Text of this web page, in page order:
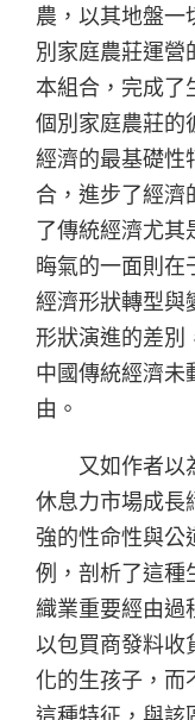
農，以其地盤一
別家庭農莊運營
本組合，完成了
個別家庭農莊的
經濟的最基礎性
合，進步了經濟
了傳統經濟尤其
晦氣的一面則在
經濟形狀轉型與
形狀演進的差別
中國傳統經濟未
由。
又如作者以
休息力市場成長
強的性命性與公
例，剖析了這
織業重要經由過
以包買商發料收
化的生孩子，而